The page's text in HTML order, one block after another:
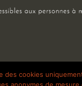
Blomet | Tous droits réservés |
des cookies